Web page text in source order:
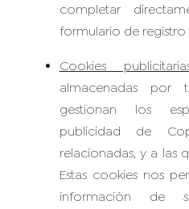
completar
formulario de registro
Cookies
almacenadas por
gestionan los
publicidad de
relacionadas, y a las
Estas cookies nos
información de